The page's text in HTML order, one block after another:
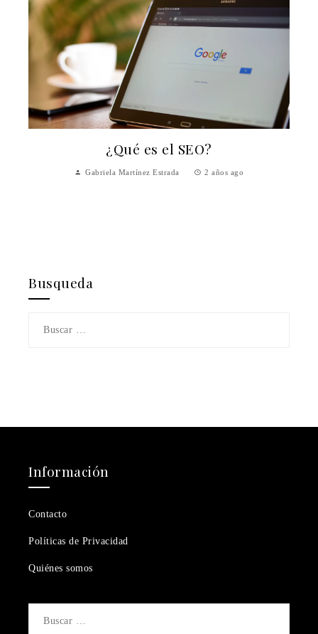
¿Qué es el SEO?
Gabriela Martínez Estrada 2 años ago
Busqueda
Información
Contacto
Políticas de Privacidad
Quiénes somos